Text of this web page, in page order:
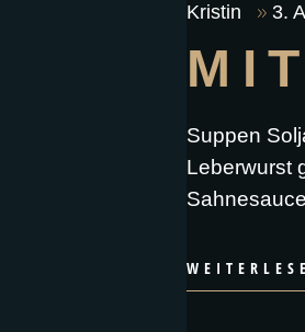
Kristin 3.
Suppen
Leberwurst